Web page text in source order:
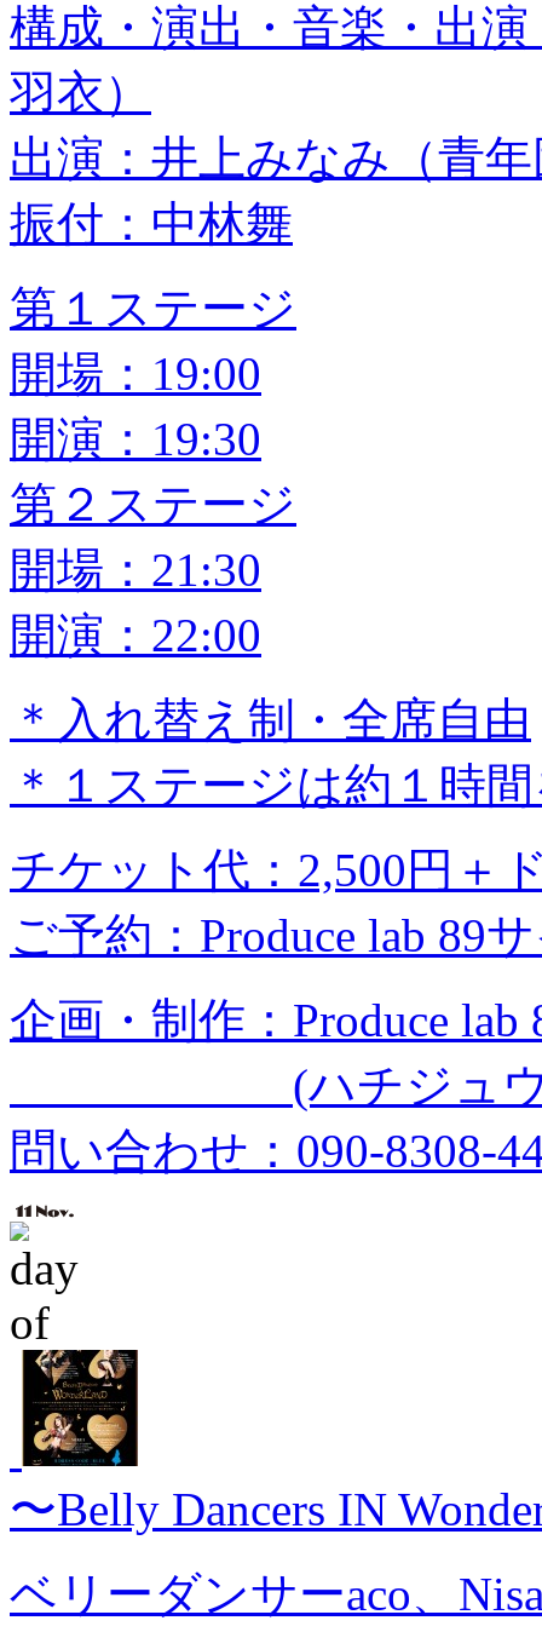
構成・演出・音楽・出演
羽衣）
出演：井上みなみ（青
振付：中林舞
第１ステージ
開場：19:00
開演：19:30
第２ステージ
開場：21:30
開演：22:00
＊入れ替え制・全席自由
＊１ステージは約１時
チケット代：2,500円＋
ご予約：Produce lab 89
企画・制作：Produce lab
(ハチジュウ
問い合わせ：090-8308-
〜Belly Dancers IN
ベリーダンサーaco、